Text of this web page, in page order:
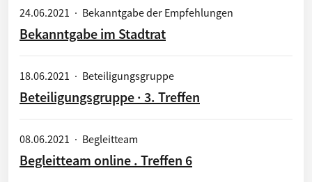
24.06.2021 · Bekanntgabe der Empfehlungen
Bekanntgabe im Stadtrat
18.06.2021 · Beteiligungsgruppe
Beteiligungsgruppe · 3. Treffen
08.06.2021 · Begleitteam
Begleitteam online . Treffen 6